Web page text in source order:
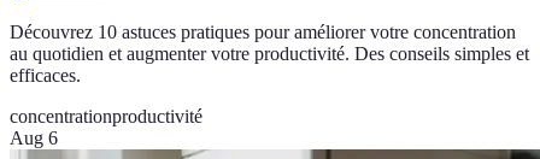
Découvrez 10 astuces pratiques pour améliorer votre concentration
au quotidien et augmenter votre productivité. Des conseils simples et
efficaces.
concentrationproductivité
Aug 6